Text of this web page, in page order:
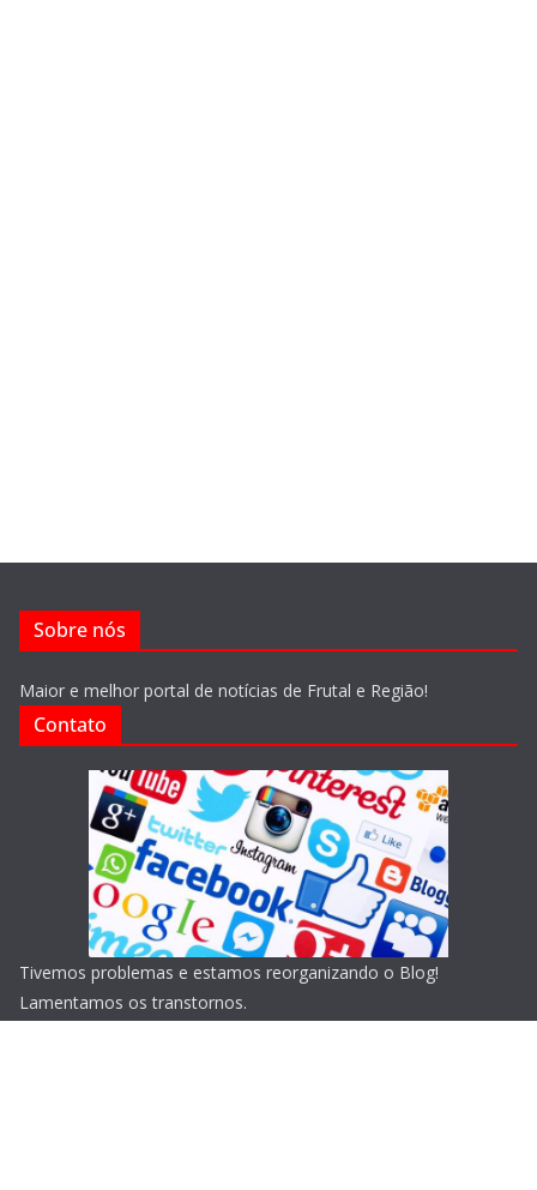
Sobre nós
Maior e melhor portal de notícias de Frutal e Região!
Contato
Tivemos problemas e estamos reorganizando o Blog!
Lamentamos os transtornos.